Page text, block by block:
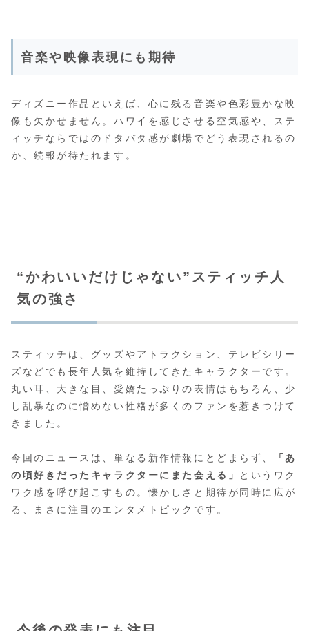
音楽や映像表現にも期待
ディズニー作品といえば、心に残る音楽や色彩豊かな映
像も欠かせません。ハワイを感じさせる空気感や、ステ
ィッチならではのドタバタ感が劇場でどう表現されるの
か、続報が待たれます。
“かわいいだけじゃない”スティッチ人
気の強さ
スティッチは、グッズやアトラクション、テレビシリー
ズなどでも長年人気を維持してきたキャラクターです。
丸い耳、大きな目、愛嬌たっぷりの表情はもちろん、少
し乱暴なのに憎めない性格が多くのファンを惹きつけて
きました。
今回のニュースは、単なる新作情報にとどまらず、
「あ
の頃好きだったキャラクターにまた会える」
というワク
ワク感を呼び起こすもの。懐かしさと期待が同時に広が
る、まさに注目のエンタメトピックです。